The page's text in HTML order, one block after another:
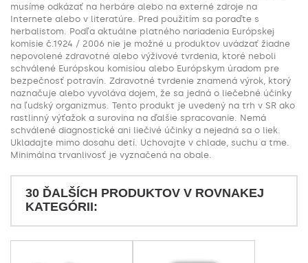
musíme odkázať na herbáre alebo na externé zdroje na
Internete alebo v literatúre. Pred použitím sa poraďte s
herbalistom. Podľa aktuálne platného nariadenia Európskej
komisie č.1924 / 2006 nie je možné u produktov uvádzať žiadne
nepovolené zdravotné alebo výživové tvrdenia, ktoré neboli
schválené Európskou komisiou alebo Európskym úradom pre
bezpečnosť potravín. Zdravotné tvrdenie znamená výrok, ktorý
naznačuje alebo vyvoláva dojem, že sa jedná o liečebné účinky
na ľudský organizmus. Tento produkt je uvedený na trh v SR ako
rastlinný výťažok a surovina na ďalšie spracovanie. Nemá
schválené diagnostické ani liečivé účinky a nejedná sa o liek.
Ukladajte mimo dosahu detí. Uchovajte v chlade, suchu a tme.
Minimálna trvanlivosť je vyznačená na obale.
30 ĎALŠÍCH PRODUKTOV V ROVNAKEJ
KATEGÓRII: